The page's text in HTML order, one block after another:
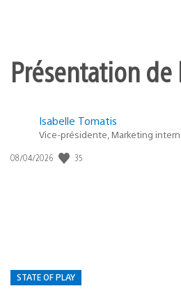
Présentation
Isabelle Tomatis
Vice-présidente, Marketing
Date
08/04/2026 35
STATE OF PLAY